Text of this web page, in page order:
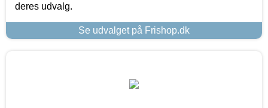
deres udvalg.
Se udvalget på Frishop.dk